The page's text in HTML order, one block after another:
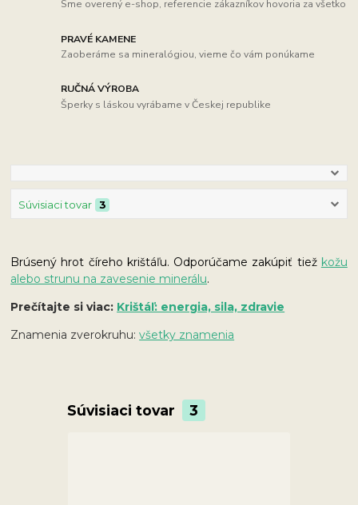
Sme overený e-shop, referencie zákazníkov hovoria za všetko
PRAVÉ KAMENE
Zaoberáme sa mineralógiou, vieme čo vám ponúkame
RUČNÁ VÝROBA
Šperky s láskou vyrábame v Českej republike
Súvisiaci tovar 3
Brúsený hrot číreho krištáľu. Odporúčame zakúpiť tiež kožu
alebo strunu na zavesenie minerálu.
Prečítajte si viac: Krištáľ: energia, sila, zdravie
Znamenia zverokruhu:všetky znamenia
Súvisiaci tovar 3